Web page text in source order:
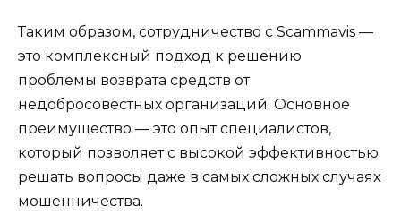
Таким образом, сотрудничество с Scammavis —
это комплексный подход к решению
проблемы возврата средств от
недобросовестных организаций. Основное
преимущество — это опыт специалистов,
который позволяет с высокой эффективностью
решать вопросы даже в самых сложных случаях
мошенничества.